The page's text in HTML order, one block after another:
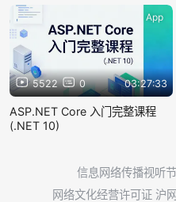
5522 0 03:27:33
App
ASP.NET Core 入门完整课程
(.NET 10)
信息网络传播视听
网络文化经营许可证